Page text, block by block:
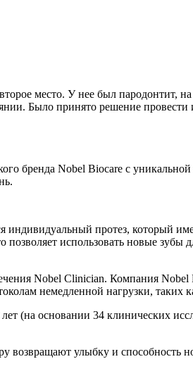
место. У нее был пародонтит,
Было принято решение
бренда Nobel Biocare с
индивидуальный протез, который
использовать новые зубы
Nobel Clinician. Компания
немедленной нагрузки, таких
(на основании 34 клинических
возвращают улыбку и способность